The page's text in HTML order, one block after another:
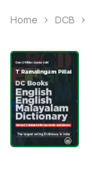
Home DCB